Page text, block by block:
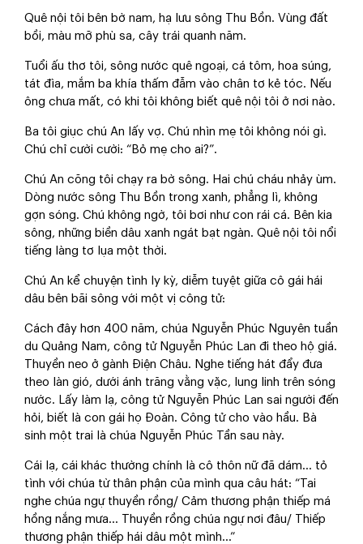
Quê nội tôi bên bờ nam, hạ lưu sông Thu Bồn. Vùng đất
bồi, màu mỡ phù sa, cây trái quanh năm.
Tuổi ấu thơ tôi, sông nước quê ngoại, cá tôm, hoa súng,
tát đìa, mắm ba khía thấm đẫm vào chân tơ kẻ tóc. Nếu
ông chưa mất, có khi tôi không biết quê nội tôi ở nơi nào.
Ba tôi giục chú An lấy vợ. Chú nhìn mẹ tôi không nói gì.
Chú chỉ cười cười: “Bỏ mẹ cho ai?”.
Chú An cõng tôi chạy ra bờ sông. Hai chú cháu nhảy ùm.
Dòng nước sông Thu Bồn trong xanh, phẳng lì, không
gợn sóng. Chú không ngờ, tôi bơi như con rái cá. Bên kia
sông, những biền dâu xanh ngát bạt ngàn. Quê nội tôi nổi
tiếng làng tơ lụa một thời.
Chú An kể chuyện tình ly kỳ, diễm tuyệt giữa cô gái hái
dâu bên bãi sông với một vị công tử:
Cách đây hơn 400 năm, chúa Nguyễn Phúc Nguyên tuần
du Quảng Nam, công tử Nguyễn Phúc Lan đi theo hộ giá.
Thuyền neo ở gành Điện Châu. Nghe tiếng hát đẩy đưa
theo làn gió, dưới ánh trăng vằng vặc, lung linh trên sóng
nước. Lấy làm lạ, công tử Nguyễn Phúc Lan sai người đến
hỏi, biết là con gái họ Đoàn. Công tử cho vào hầu. Bà
sinh một trai là chúa Nguyễn Phúc Tần sau này.
Cái lạ, cái khác thường chính là cô thôn nữ đã dám... tỏ
tình với chúa từ thân phận của mình qua câu hát: “Tai
nghe chúa ngự thuyền rồng/ Cảm thương phận thiếp má
hồng nắng mưa... Thuyền rồng chúa ngự nơi đâu/ Thiếp
thương phận thiếp hái dâu một mình…”